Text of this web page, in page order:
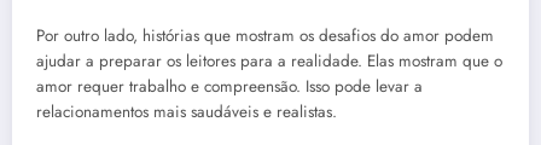
Por outro lado, histórias que mostram os desafios do amor podem
ajudar a preparar os leitores para a realidade. Elas mostram que o
amor requer trabalho e compreensão. Isso pode levar a
relacionamentos mais saudáveis e realistas.